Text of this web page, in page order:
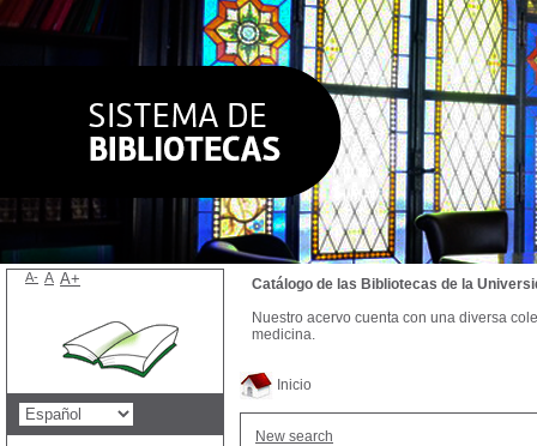
Inicio
New search
Catálogo de las Bibliotecas de la
Nuestro acervo cuenta con una diversa
medicina.
A- A A+